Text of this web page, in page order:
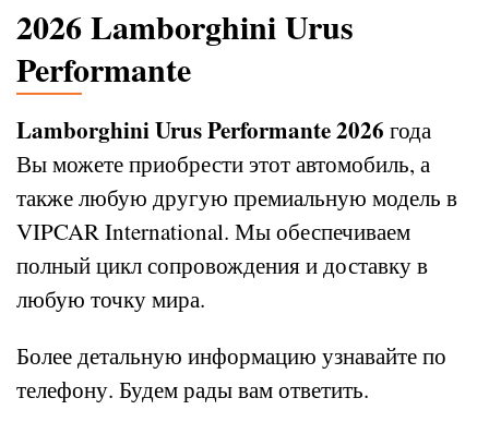
2026 Lamborghini Urus
Performante
Lamborghini Urus Performante 2026 года
Вы можете приобрести этот автомобиль, а
также любую другую премиальную модель в
VIPCAR International. Мы обеспечиваем
полный цикл сопровождения и доставку в
любую точку мира.
Более детальную информацию узнавайте по
телефону. Будем рады вам ответить.